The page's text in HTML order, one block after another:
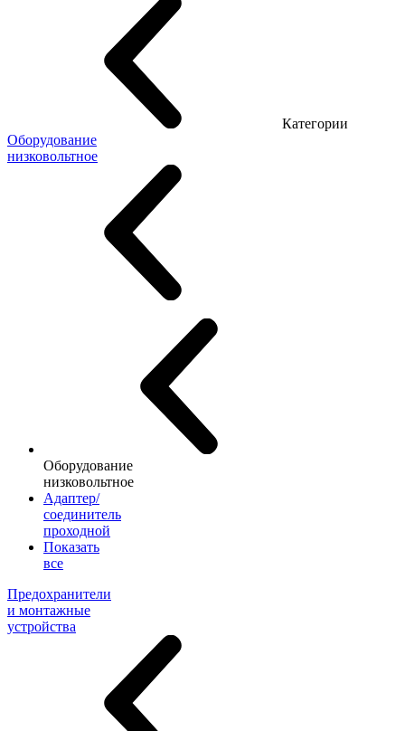
Категории
Оборудование
низковольтное
Оборудование
низковольтное
Адаптер/
соединитель
проходной
Показать
все
Предохранители
и монтажные
устройства